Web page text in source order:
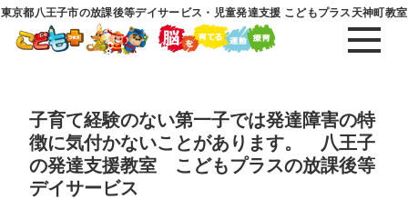
東京都八王子市の放課後等デイサービス・児童発達支援 こどもプラス天神町教室
子育て経験のない第一子では発達障害の特
徴に気付かないことがあります。 八王子
の発達支援教室 こどもプラスの放課後等
デイサービス